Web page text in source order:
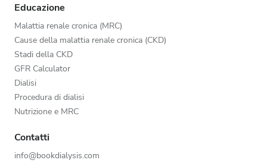
Educazione
Malattia renale cronica (MRC)
Cause della malattia renale cronica (CKD)
Stadi della CKD
GFR Calculator
Dialisi
Procedura di dialisi
Nutrizione e MRC
Contatti
info@bookdialysis.com